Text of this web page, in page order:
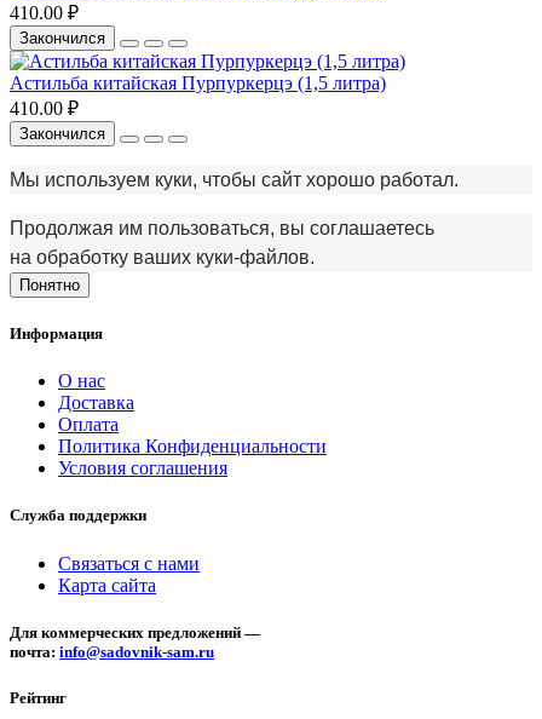
410.00 ₽
Закончился
Астильба китайская Пурпуркерцэ (1,5 литра)
410.00 ₽
Закончился
Мы используем куки, чтобы сайт хорошо работал.
Продолжая им пользоваться, вы соглашаетесь
на обработку ваших куки‑файлов.
Понятно
Информация
О нас
Доставка
Оплата
Политика Конфиденциальности
Условия соглашения
Служба поддержки
Связаться с нами
Карта сайта
Для коммерческих предложений —
почта: info@sadovnik-sam.ru
Рейтинг